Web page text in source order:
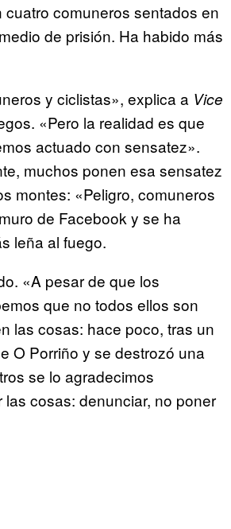
comuneros sentados en
de prisión. Ha habido más
y ciclistas», explica a Vice
«Pero la realidad es que
actuado con sensatez».
muchos ponen esa sensatez
montes: «Peligro, comuneros
de Facebook y se ha
leña al fuego.
«A pesar de que los
que no todos ellos son
las cosas: hace poco, tras un
O Porriño y se destrozó una
se lo agradecimos
cosas: denunciar, no poner